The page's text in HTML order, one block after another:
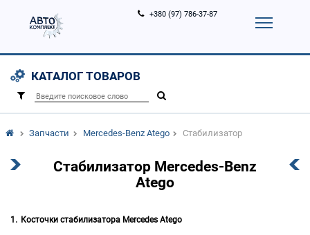
0)
Услуги
+380 (97) 786-37-87
КАТАЛОГ ТОВАРОВ
Запчасти Mercedes-Benz Atego Стабилизатор
Стабилизатор Mercedes-Benz
Atego
Косточки стабилизатора Mercedes Atego